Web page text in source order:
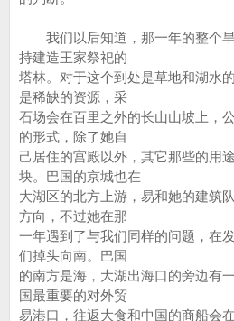
我们以后知道，那一年的整个旱
持建造王家祭祀的
塔林。对于这个到处是草地和湖水
是稀缺的资源，采
石场会在百里之外的长山山坡上，
的形式，除了她自
己居住的宫殿以外，其它那些的用
块。巴国的京城也在
大湖区的北方上游，易和她的建筑
方向，不过她在那
一年遇到了与我们同样的问题，在
们掉头向南。巴国
的南方是海，大湖出海口的旁边有
国最重要的对外贸
易港口，往返大食和中国的商船会